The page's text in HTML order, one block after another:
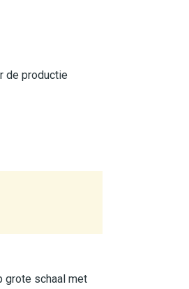
de productie
grote schaal met